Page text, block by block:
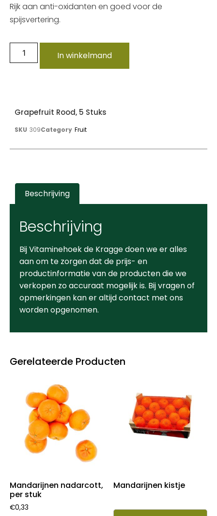
Rijk aan anti-oxidanten en goed voor de
spijsvertering.
In winkelmand
Gerelateerde Producten
Mandarijnen nadarcott,
per stuk
€0,33
Mandarijnen kistje
Grapefruit Rood, 5 Stuks
SKU 309Category Fruit
Beschrijving
Beschrijving
Bij Vitaminehoek de Kragge doen we er alles
aan om te zorgen dat de prijs- en
productinformatie van de producten die we
verkopen zo accuraat mogelijk is. Bij vragen of
opmerkingen kan er altijd contact met ons
worden opgenomen.